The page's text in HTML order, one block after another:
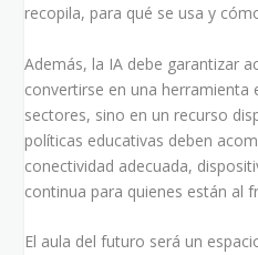
recopila, para qué se usa y
Además, la IA debe garantizar
convertirse en una herramienta
sectores, sino en un recurso
políticas educativas deben
conectividad adecuada,
continua para quienes están al
El aula del futuro será un